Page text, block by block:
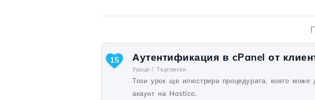
Аутентификация в cPanel от
Уроци / Търговски
Този урок ще илюстрира процедурата, която може
акаунт на Hostico.
15